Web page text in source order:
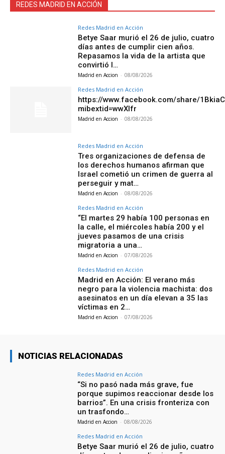
REDES MADRID EN ACCIÓN
Redes Madrid en Acción
Betye Saar murió el 26 de julio, cuatro
días antes de cumplir cien años.
Repasamos la vida de la artista que
convirtió l…
Madrid en Accion - 08/08/2026
Redes Madrid en Acción
https://www.facebook.com/share/
mibextid=wwXIfr
Madrid en Accion - 08/08/2026
Redes Madrid en Acción
Tres organizaciones de defensa de
los derechos humanos afirman que
Israel cometió un crimen de guerra al
perseguir y mat…
Madrid en Accion - 08/08/2026
Redes Madrid en Acción
“El martes 29 había 100 personas en
la calle, el miércoles había 200 y el
jueves pasamos de una crisis
migratoria a una…
Madrid en Accion - 07/08/2026
Redes Madrid en Acción
Madrid en Acción: El verano más
negro para la violencia machista: dos
asesinatos en un día elevan a 35 las
víctimas en 2…
Madrid en Accion - 07/08/2026
NOTICIAS RELACIONADAS
Redes Madrid en Acción
“Si no pasó nada más grave, fue
porque supimos reaccionar desde los
barrios”. En una crisis fronteriza con
un trasfondo…
Madrid en Accion - 08/08/2026
Redes Madrid en Acción
Betye Saar murió el 26 de julio, cuatro